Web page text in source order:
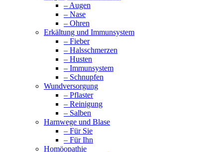
– Augen
– Nase
– Ohren
Erkältung und Immunsystem
– Fieber
– Halsschmerzen
– Husten
– Immunsystem
– Schnupfen
Wundversorgung
– Pflaster
– Reinigung
– Salben
Harnwege und Blase
– Für Sie
– Für Ihn
Homöopathie